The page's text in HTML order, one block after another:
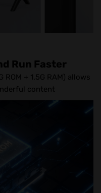
Run Faster
+ 1.5G RAM) allows
content.